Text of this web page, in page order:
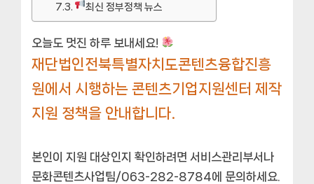
최신 정부정책 뉴스
오늘도 멋진 하루 보내세요!
재단법인전북특별자치도콘텐츠융합진흥
원에서 시행하는 콘텐츠기업지원센터 제작
지원 정책을 안내합니다.
본인이 지원 대상인지 확인하려면 서비스관리부서나
문화콘텐츠사업팀/063-282-8784에 문의하세요.